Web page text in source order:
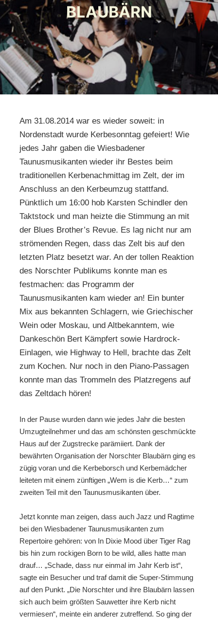
BLAUBÄRN
Am 31.08.2014 war es wieder soweit: in
Nordenstadt wurde Kerbesonntag gefeiert! Wie
jedes Jahr gaben die Wiesbadener
Taunusmusikanten wieder ihr Bestes beim
traditionellen Kerbenachmittag im Zelt, der im
Anschluss an den Kerbeumzug stattfand.
Pünktlich um 16:00 hob Karsten Schindler den
Taktstock und man heizte die Stimmung an mit
der Blues Brother’s Revue. Es lag nicht nur am
strömenden Regen, dass das Zelt bis auf den
letzten Platz besetzt war. An der tollen Reaktion
des Norschter Publikums konnte man es
festmachen: das Programm der
Taunusmusikanten kam wieder an! Ein bunter
Mix aus bekannten Schlagern, wie Griechischer
Wein oder Moskau, und Altbekanntem, wie
Dankeschön Bert Kämpfert sowie Hardrock-
Einlagen, wie Highway to Hell, brachte das Zelt
zum Kochen. Nur noch in den Piano-Passagen
konnte man das Trommeln des Platzregens auf
das Zeltdach hören!
In der Pause wurden dann wie jedes Jahr die besten
Umzugteilnehmer und das am schönsten geschmückte
Haus auf der Zugstrecke parämiiert. Dank der
bewährten Organisation der Norschter Blaubärn ging es
zügig voran und die Kerbeborsch und Kerbemädcher
leiteten mit einem zünftigen „Wem is die Kerb…“ zum
zweiten Teil mit den Taunusmusikanten über.
Jetzt konnte man zeigen, dass auch Jazz und Ragtime
bei den Wiesbadener Taunusmusikanten zum
Repertoire gehören: von In Dixie Mood über Tiger Rag
bis hin zum rockigen Born to be wild, alles hatte man
drauf… „Schade, dass nur einmal im Jahr Kerb ist“,
sagte ein Besucher und traf damit die Super-Stimmung
auf den Punkt. „Die Norschter und ihre Blaubärn lassen
sich auch beim größten Sauwetter ihre Kerb nicht
vermiesen“, meinte ein anderer zutreffend. So ging der